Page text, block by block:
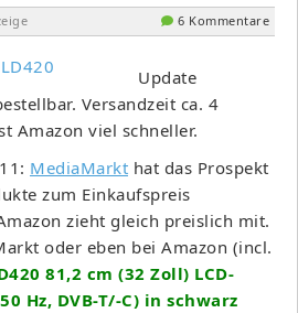
6 Kommentare
Update
Versandzeit ca. 4
Amazon viel schneller.
MediaMarkt hat das Prospekt
zum Einkaufspreis
zieht gleich preislich mit.
oder eben bei Amazon (incl.
81,2 cm (32 Zoll) LCD-
Hz, DVB-T/-C) in schwarz